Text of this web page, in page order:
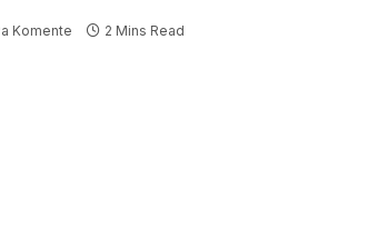
Komente 2 Mins Read